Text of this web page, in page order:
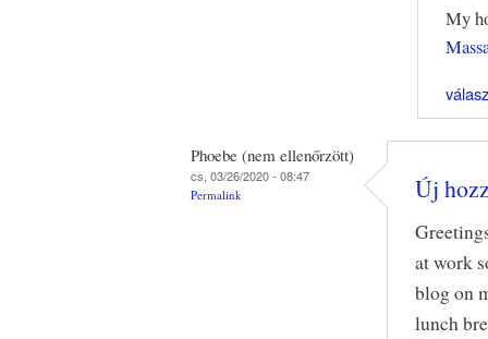
My
válasz
Phoebe (nem ellenőrzött)
cs, 03/26/2020 - 08:47
Permalink Új
at work
blog on
lunch